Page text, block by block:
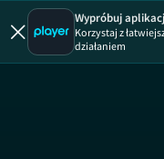
Wypróbuj
Korzystaj z
działaniem